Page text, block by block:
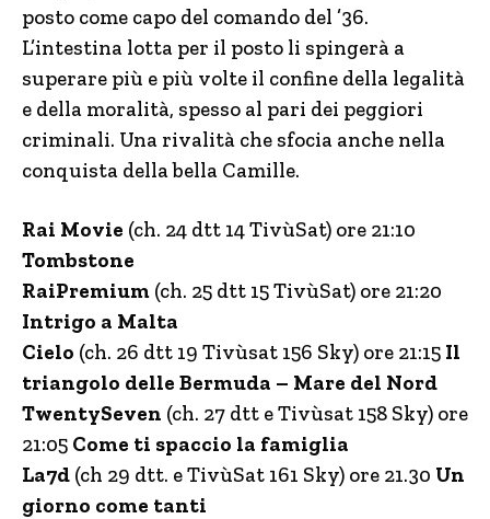
posto come capo del comando del ’36.
L’intestina lotta per il posto li spingerà a
superare più e più volte il confine della legalità
e della moralità, spesso al pari dei peggiori
criminali. Una rivalità che sfocia anche nella
conquista della bella Camille.
Rai Movie (ch. 24 dtt 14 TivùSat) ore 21:10
Tombstone
RaiPremium (ch. 25 dtt 15 TivùSat) ore 21:20
Intrigo a Malta
Cielo (ch. 26 dtt 19 Tivùsat 156 Sky) ore 21:15 Il
triangolo delle Bermuda – Mare del Nord
TwentySeven (ch. 27 dtt e Tivùsat 158 Sky) ore
21:05 Come ti spaccio la famiglia
La7d (ch 29 dtt. e TivùSat 161 Sky) ore 21.30 Un
giorno come tanti